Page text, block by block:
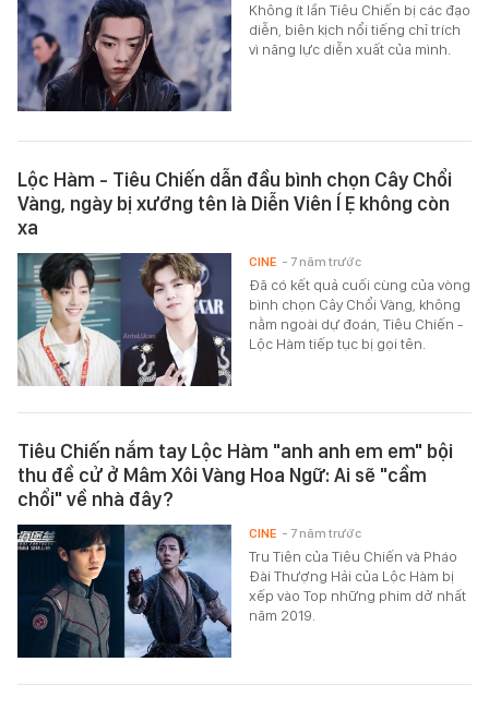
Không ít lần Tiêu Chiến bị các đạo
diễn, biên kịch nổi tiếng chỉ trích
vì năng lực diễn xuất của mình.
Lộc Hàm - Tiêu Chiến dẫn đầu bình chọn Cây Chổi
Vàng, ngày bị xướng tên là Diễn Viên Í Ẹ không còn
xa
Đã có kết quả cuối cùng của vòng
bình chọn Cây Chổi Vàng, không
nằm ngoài dự đoán, Tiêu Chiến -
Lộc Hàm tiếp tục bị gọi tên.
CINE - 7 năm trước
Tiêu Chiến nắm tay Lộc Hàm "anh anh em em" bội
thu đề cử ở Mâm Xôi Vàng Hoa Ngữ: Ai sẽ "cầm
chổi" về nhà đây?
Tru Tiên của Tiêu Chiến và Pháo
Đài Thượng Hải của Lộc Hàm bị
xếp vào Top những phim dở nhất
năm 2019.
CINE - 7 năm trước